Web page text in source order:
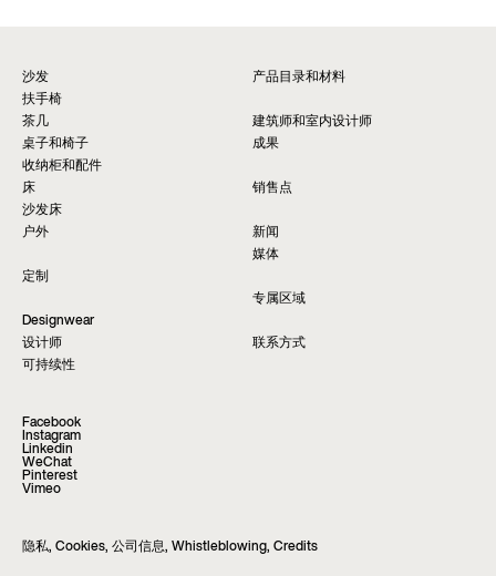
沙发
产品目录和材料
扶手椅
茶几
建筑师和室内设计师
桌子和椅子
成果
收纳柜和配件
床
销售点
沙发床
户外
新闻
媒体
定制
专属区域
Designwear
设计师
联系方式
可持续性
Facebook
Instagram
Linkedin
WeChat
Pinterest
Vimeo
隐私, Cookies, 公司信息, Whistleblowing, Credits